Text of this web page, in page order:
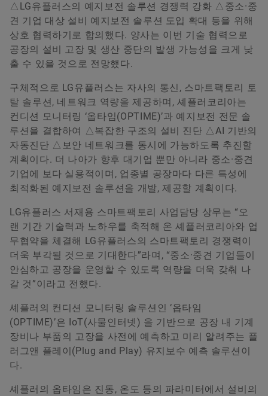
△LG유플러스의 예지보전 솔루션 경쟁력 강화 △중소·중
견 기업 대상 설비 예지보전 솔루션 도입 확대 등을 위해
상호 협력하기로 합의했다. 양사는 이번 기술 협력으로
공장의 설비 고장 및 생산 중단의 발생 가능성을 크게 낮
출 수 있을 것으로 전망했다.
구체적으로 LG유플러스는 자사의 통신, 스마트팩토리 토
탈 솔루션, 네트워크 역량을 제공하며, 셰플러코리아는
컨디션 모니터링 ‘옵타임(OPTIME)’과 예지보전 전문 솔
루션을 결합하여 △복잡한 구조의 설비 진단 △AI 기반의
자동진단 △보안 네트워크를 동시에 가능하도록 추진할
계획이다. 더 나아가 향후 대기업 뿐만 아니라 중소·중견
기업에 보다 실용적이며, 업종별 공장마다 다른 특성에
최적화된 예지보전 솔루션을 개발, 제공할 계획이다.
LG유플러스 서재용 스마트팩토리 사업담당 상무는 “오
랜 기간 기술력과 노하우를 축적해 온 셰플러코리아와 업
무협약을 체결해 LG유플러스의 스마트팩토리 경쟁력이
더욱 부각될 것으로 기대한다”라며, “중소·중견 기업들이
안심하고 공장을 운영할 수 있도록 역량을 더욱 갖춰 나
갈 것”이라고 전했다.
셰플러의 컨디션 모니터링 솔루션인 ‘옵타임
(OPTIME)’은 IoT(사물인터넷) 을 기반으로 공장 내 기계
장비나 부품의 고장을 사전에 예측하고 미리 알려주는 플
러그앤 플레이(Plug and Play) 유지보수 예측 솔루션이
다.
셰플러의 옵타임은 진동, 온도 등의 파라미터에서 설비의